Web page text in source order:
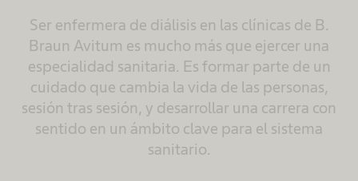
Ser enfermera de diálisis en las clínicas de B.
Braun Avitum es mucho más que ejercer una
especialidad sanitaria. Es formar parte de un
cuidado que cambia la vida de las personas,
sesión tras sesión, y desarrollar una carrera con
sentido en un ámbito clave para el sistema
sanitario.